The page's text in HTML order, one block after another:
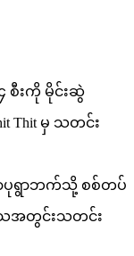
စီးကို မိုင်းဆွဲ
မှ သတင်း
ာပုရွာဘက်သို့ စစ်တပ်
ေသအတွင်းသတင်း